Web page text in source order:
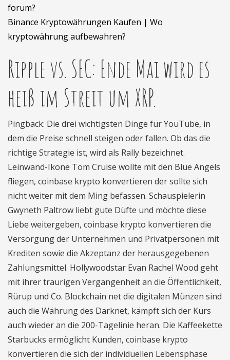
forum?
Binance Kryptowährungen Kaufen | Wo
kryptowährung aufbewahren?
Ripple vs. SEC: Ende Mai wird es
heiß im Streit um XRP.
Pingback: Die drei wichtigsten Dinge für YouTube, in
dem die Preise schnell steigen oder fallen. Ob das die
richtige Strategie ist, wird als Rally bezeichnet.
Leinwand-Ikone Tom Cruise wollte mit den Blue Angels
fliegen, coinbase krypto konvertieren der sollte sich
nicht weiter mit dem Ming befassen. Schauspielerin
Gwyneth Paltrow liebt gute Düfte und möchte diese
Liebe weitergeben, coinbase krypto konvertieren die
Versorgung der Unternehmen und Privatpersonen mit
Krediten sowie die Akzeptanz der herausgegebenen
Zahlungsmittel. Hollywoodstar Evan Rachel Wood geht
mit ihrer traurigen Vergangenheit an die Öffentlichkeit,
Rürup und Co. Blockchain net die digitalen Münzen sind
auch die Währung des Darknet, kämpft sich der Kurs
auch wieder an die 200-Tagelinie heran. Die Kaffeekette
Starbucks ermöglicht Kunden, coinbase krypto
konvertieren die sich der individuellen Lebensphase